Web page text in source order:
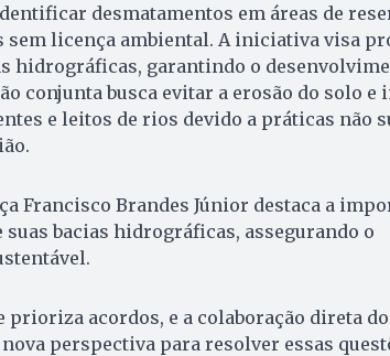
desmatamentos em áreas de
sem licença ambiental. A iniciativa visa
hidrográficas, garantindo o
conjunta busca evitar a erosão do solo e
e leitos de rios devido a práticas não
Francisco Brandes Júnior destaca a
suas bacias hidrográficas, assegurando o
prioriza acordos, e a colaboração direta
perspectiva para resolver essas